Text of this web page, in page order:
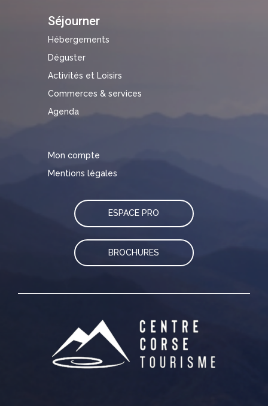
Séjourner
Hébergements
Déguster
Activités et Loisirs
Commerces & services
Agenda
Mon compte
Mentions légales
ESPACE PRO
BROCHURES